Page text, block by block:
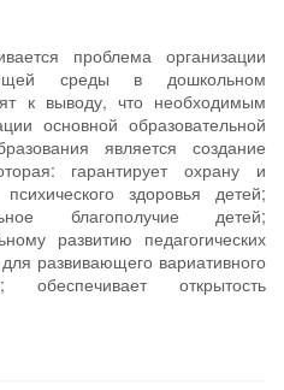
проблема организации
среды в дошкольном
к выводу, что необходимым
основной образовательной
является создание
гарантирует охрану и
здоровья детей;
благополучие детей;
развитию педагогических
развивающего вариативного
обеспечивает открытость